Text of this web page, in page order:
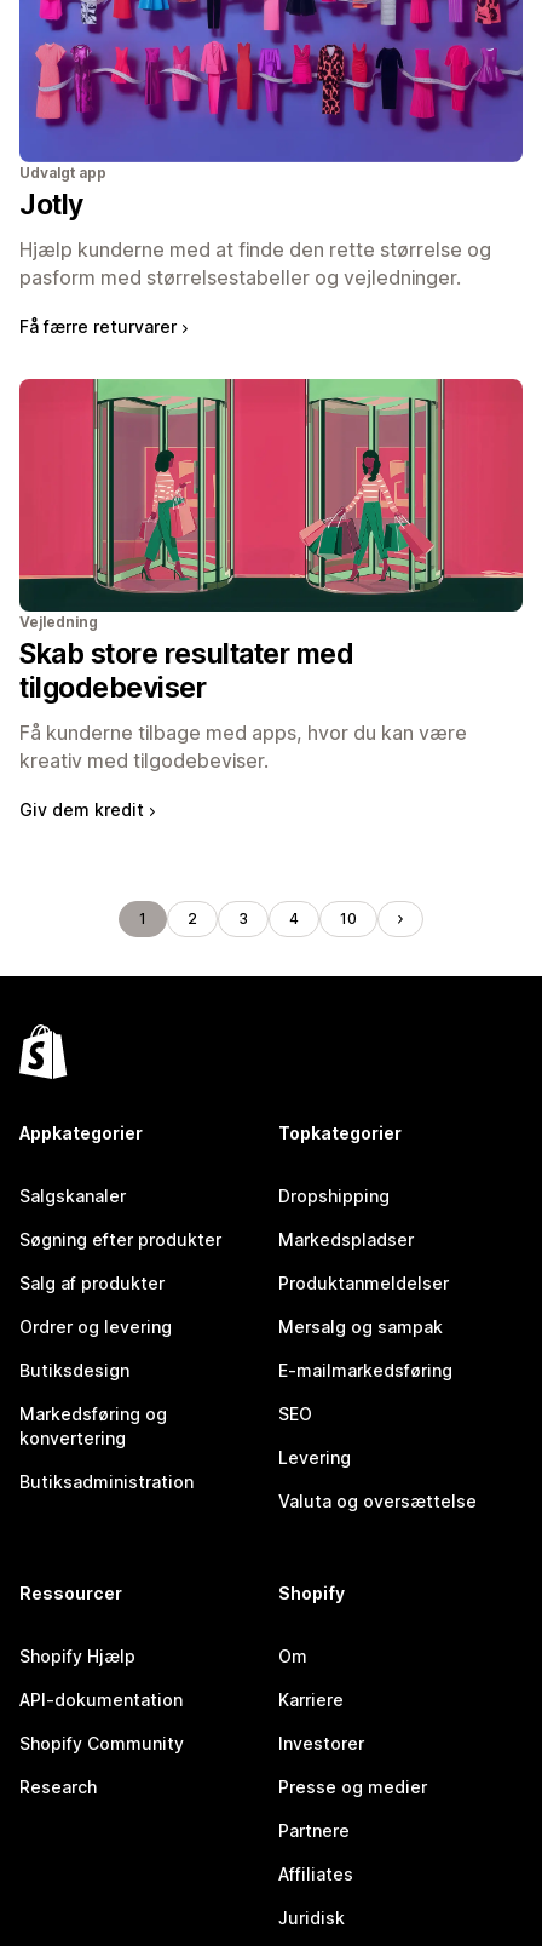
Udvalgt app
Jotly
Hjælp kunderne med at finde den rette størrelse og
pasform med størrelsestabeller og vejledninger.
Få færre returvarer
Vejledning
Skab store resultater med
tilgodebeviser
Få kunderne tilbage med apps, hvor du kan være
kreativ med tilgodebeviser.
Giv dem kredit
1 2 3 4 10
Appkategorier
Salgskanaler
Søgning efter produkter
Salg af produkter
Ordrer og levering
Butiksdesign
Markedsføring og
konvertering
Butiksadministration
Topkategorier
Dropshipping
Markedspladser
Produktanmeldelser
Mersalg og sampak
E-mailmarkedsføring
SEO
Levering
Valuta og oversættelse
Ressourcer
Shopify Hjælp
API-dokumentation
Shopify Community
Research
Shopify
Om
Karriere
Investorer
Presse og medier
Partnere
Affiliates
Juridisk